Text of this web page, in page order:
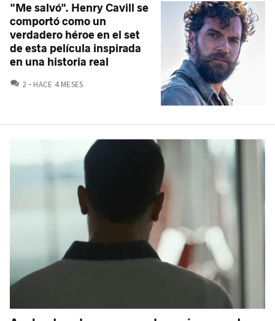
"Me salvó". Henry Cavill se
comportó como un
verdadero héroe en el set
de esta película inspirada
en una historia real
2 COMENTARIOS
HACE 4 MESES